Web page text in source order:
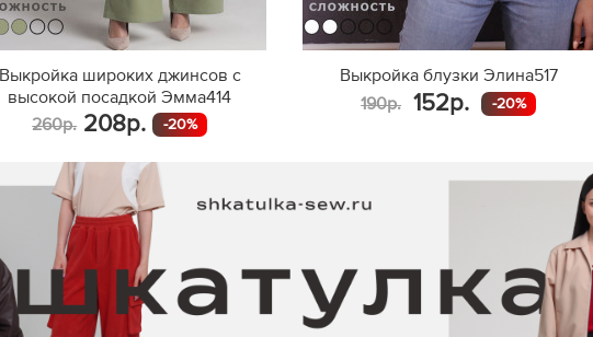
Выкройка широких джинсов с
высокой посадкой Эмма414
260р. 208р. -20%
Выкройка блузки Элина517
190р.
152р. -20%